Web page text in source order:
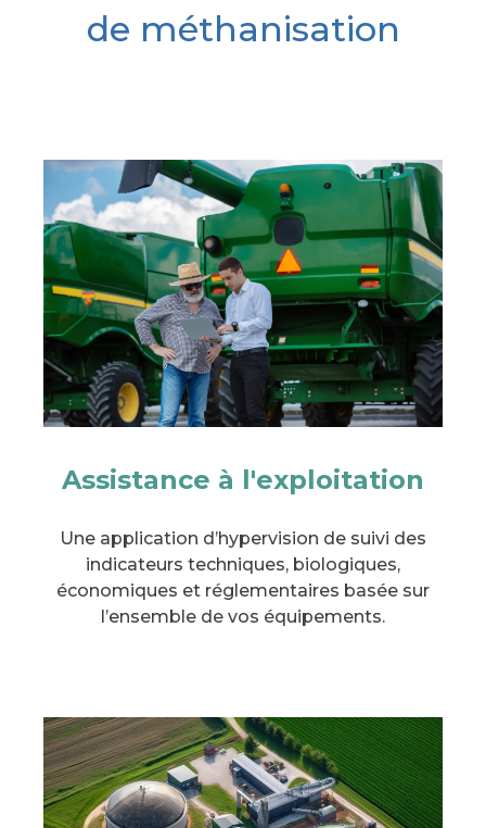
de méthanisation
Assistance à l'exploitation
Une application d’hypervision de suivi des
indicateurs techniques, biologiques,
économiques et réglementaires basée sur
l’ensemble de vos équipements.